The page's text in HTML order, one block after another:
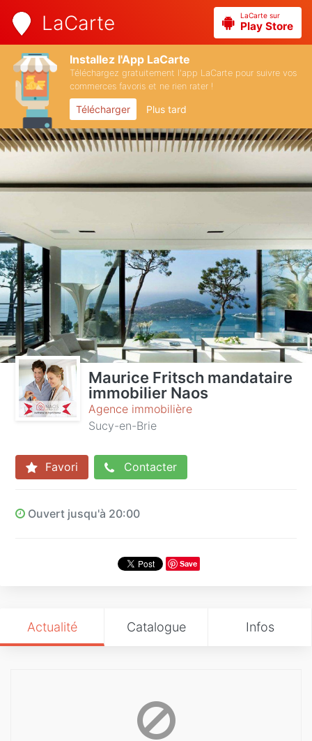
LaCarte LaCarte sur
Play Store
Installez l'App LaCarte
Téléchargez gratuitement l'app LaCarte pour suivre vos
commerces favoris et ne rien rater !
Télécharger Plus tard
Maurice Fritsch mandataire
immobilier Naos
Agence immobilière
Sucy-en-Brie
Favori Contacter
Ouvert jusqu'à 20:00
Save
Actualité Catalogue Infos